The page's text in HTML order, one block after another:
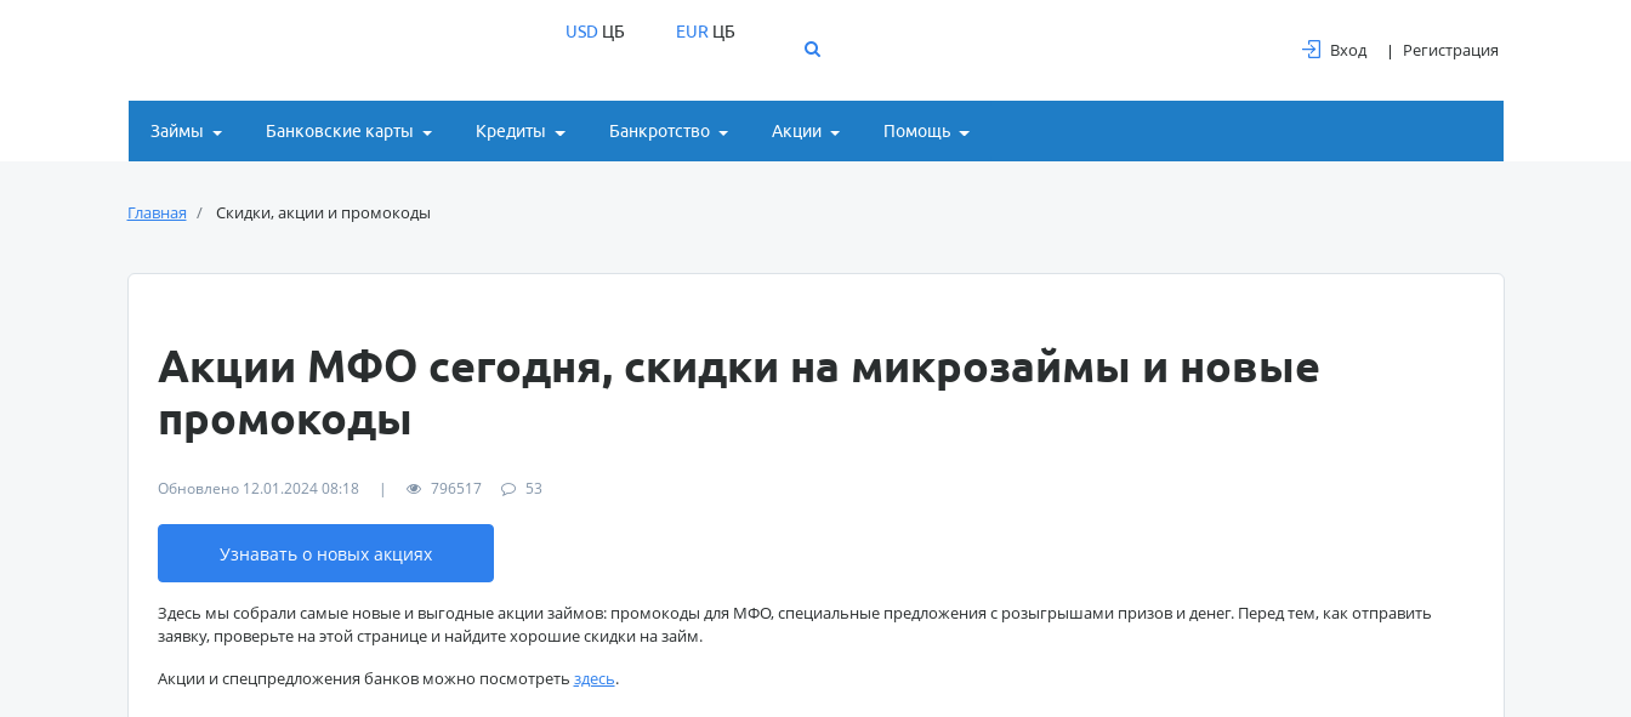
USDЦБ EUR ЦБ
Вход Регистрация
Займы Банковские карты Кредиты Банкротство Акции Помощь
Главная Скидки, акции и промокоды
Акции МФО сегодня, скидки на микрозаймы и новые
промокоды
Обновлено 12.01.2024 08:18 | 796517 53
Узнавать о новых акциях
Здесь мы собрали самые новые и выгодные акции займов: промокоды для МФО, специальные предложения с розыгрышами призов и денег. Перед тем, как отправить
заявку, проверьте на этой странице и найдите хорошие скидки на займ.
Акции и спецпредложения банков можно посмотреть здесь.